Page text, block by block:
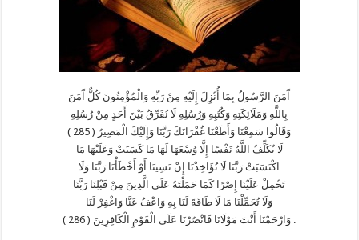
ﺁَﻣَﻦَ ﺍﻟﺮَّﺳُﻮﻝُ ﺑِﻤَﺎ ﺃُﻧْﺰِﻝَ ﺇِﻟَﻴْﻪِ ﻣِﻦْ ﺭَﺑِّﻪِ ﻭَﺍﻟْﻤُﺆْﻣِﻨُﻮﻥَ ﻛُﻞٌّ ﺁَﻣَﻦَ
ﺑِﺎﻟﻠَّﻪِ ﻭَﻣَﻠَﺎﺋِﻜَﺘِﻪِ ﻭَﻛُﺘُﺒِﻪِ ﻭَﺭُﺳُﻠِﻪِ ﻟَﺎ ﻧُﻔَﺮِّﻕُ ﺑَﻴْﻦَ ﺃَﺣَﺪٍ ﻣِﻦْ ﺭُﺳُﻠِﻪِ
ﻭَﻗَﺎﻟُﻮﺍ ﺳَﻤِﻌْﻨَﺎ ﻭَﺃَﻃَﻌْﻨَﺎ ﻏُﻔْﺮَﺍﻧَﻚَ ﺭَﺑَّﻨَﺎ ﻭَﺇِﻟَﻴْﻚَ ﺍﻟْﻤَﺼِﻴﺮُ ‏( 285 ‏)
ﻟَﺎ ﻳُﻜَﻠِّﻒُ ﺍﻟﻠَّﻪُ ﻧَﻔْﺴًﺎ ﺇِﻟَّﺎ ﻭُﺳْﻌَﻬَﺎ ﻟَﻬَﺎ ﻣَﺎ ﻛَﺴَﺒَﺖْ ﻭَﻋَﻠَﻴْﻬَﺎ ﻣَﺎ
ﺍﻛْﺘَﺴَﺒَﺖْ ﺭَﺑَّﻨَﺎ ﻟَﺎ ﺗُﺆَﺍﺧِﺬْﻧَﺎ ﺇِﻥْ ﻧَﺴِﻴﻨَﺎ ﺃَﻭْ ﺃَﺧْﻄَﺄْﻧَﺎ ﺭَﺑَّﻨَﺎ ﻭَﻟَﺎ
ﺗَﺤْﻤِﻞْ ﻋَﻠَﻴْﻨَﺎ ﺇِﺻْﺮًﺍ ﻛَﻤَﺎ ﺣَﻤَﻠْﺘَﻪُ ﻋَﻠَﻰ ﺍﻟَّﺬِﻳﻦَ ﻣِﻦْ ﻗَﺒْﻠِﻨَﺎ ﺭَﺑَّﻨَﺎ
ﻭَﻟَﺎ ﺗُﺤَﻤِّﻠْﻨَﺎ ﻣَﺎ ﻟَﺎ ﻃَﺎﻗَﺔَ ﻟَﻨَﺎ ﺑِﻪِ ﻭَﺍﻋْﻒُ ﻋَﻨَّﺎ ﻭَﺍﻏْﻔِﺮْ ﻟَﻨَﺎ
ﻭَﺍﺭْﺣَﻤْﻨَﺎ ﺃَﻧْﺖَ ﻣَﻮْﻟَﺎﻧَﺎ ﻓَﺎﻧْﺼُﺮْﻧَﺎ ﻋَﻠَﻰ ﺍﻟْﻘَﻮْﻡِ ﺍﻟْﻜَﺎﻓِﺮِﻳﻦَ ‏( 286 ) .